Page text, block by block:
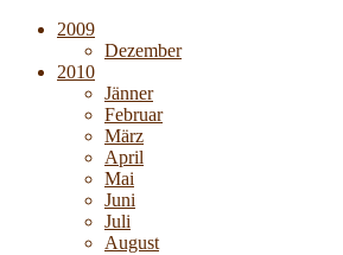
2009
Dezember
2010
Jänner
Februar
März
April
Mai
Juni
Juli
August